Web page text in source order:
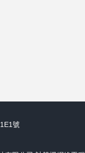
號